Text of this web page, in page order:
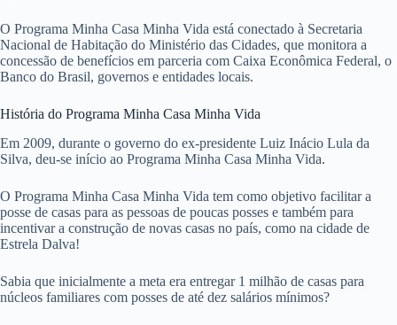
O Programa Minha Casa Minha Vida está conectado à Secretaria
Nacional de Habitação do Ministério das Cidades, que monitora a
concessão de benefícios em parceria com Caixa Econômica Federal, o
Banco do Brasil, governos e entidades locais.
História do Programa Minha Casa Minha Vida
Em 2009, durante o governo do ex-presidente Luiz Inácio Lula da
Silva, deu-se início ao Programa Minha Casa Minha Vida.
O Programa Minha Casa Minha Vida tem como objetivo facilitar a
posse de casas para as pessoas de poucas posses e também para
incentivar a construção de novas casas no país, como na cidade de
Estrela Dalva!
Sabia que inicialmente a meta era entregar 1 milhão de casas para
núcleos familiares com posses de até dez salários mínimos?